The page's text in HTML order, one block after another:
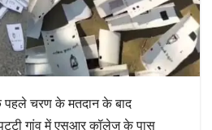
पहले चरण के मतदान के बाद
गांव में एसआर कॉलेज के पास